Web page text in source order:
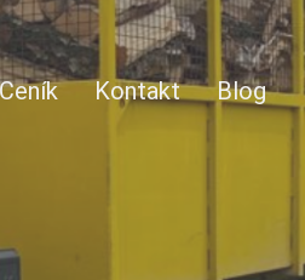
Ceník Kontakt Blog